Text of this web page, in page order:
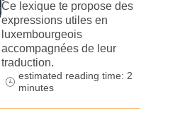
Ce lexique te propose des
expressions utiles en
luxembourgeois
accompagnées de leur
traduction.
estimated reading time: 2
minutes